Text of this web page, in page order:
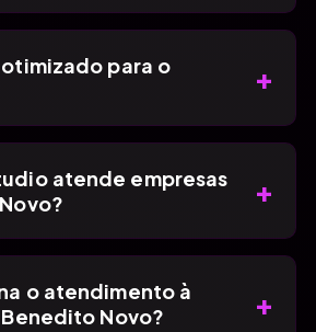
para o
+
atende empresas
+
o atendimento à
Novo?
+